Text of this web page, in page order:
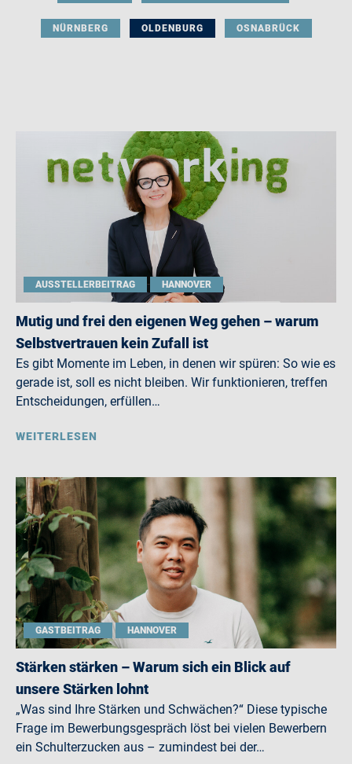
NÜRNBERG OLDENBURG OSNABRÜCK
AUSSTELLERBEITRAG HANNOVER
Mutig und frei den eigenen Weg gehen – warum
Selbstvertrauen kein Zufall ist
Es gibt Momente im Leben, in denen wir spüren: So wie es
gerade ist, soll es nicht bleiben. Wir funktionieren, treffen
Entscheidungen, erfüllen…
WEITERLESEN
GASTBEITRAG HANNOVER
Stärken stärken – Warum sich ein Blick auf
unsere Stärken lohnt
„Was sind Ihre Stärken und Schwächen?“ Diese typische
Frage im Bewerbungsgespräch löst bei vielen Bewerbern
ein Schulterzucken aus – zumindest bei der…